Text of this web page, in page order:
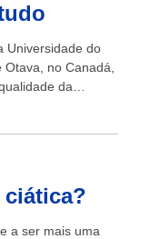
Universidade do
no Canadá,
da
a ser mais uma